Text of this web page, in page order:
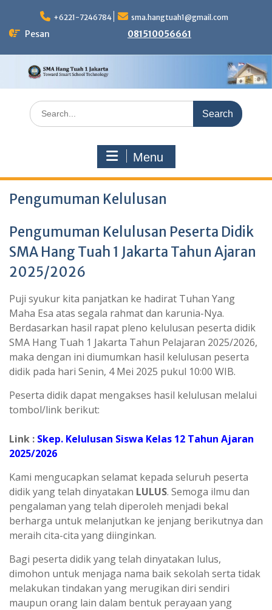
content
+6221-7246784 sma.hangtuah1@gmail.com
Pesan 081510056661
Search
for:
Menu
Pengumuman Kelulusan
Pengumuman Kelulusan Peserta Didik
SMA Hang Tuah 1 Jakarta Tahun Ajaran
2025/2026
Puji syukur kita panjatkan ke hadirat Tuhan Yang
Maha Esa atas segala rahmat dan karunia-Nya.
Berdasarkan hasil rapat pleno kelulusan peserta didik
SMA Hang Tuah 1 Jakarta Tahun Pelajaran 2025/2026,
maka dengan ini diumumkan hasil kelulusan peserta
didik pada hari Senin, 4 Mei 2025 pukul 10:00 WIB.
Peserta didik dapat mengakses hasil kelulusan melalui
tombol/link berikut:
Link : Skep. Kelulusan Siswa Kelas 12 Tahun Ajaran
2025/2026
Kami mengucapkan selamat kepada seluruh peserta
didik yang telah dinyatakan LULUS. Semoga ilmu dan
pengalaman yang telah diperoleh menjadi bekal
berharga untuk melanjutkan ke jenjang berikutnya dan
meraih cita-cita yang diinginkan.
Bagi peserta didik yang telah dinyatakan lulus,
dimohon untuk menjaga nama baik sekolah serta tidak
melakukan tindakan yang merugikan diri sendiri
maupun orang lain dalam bentuk perayaan yang